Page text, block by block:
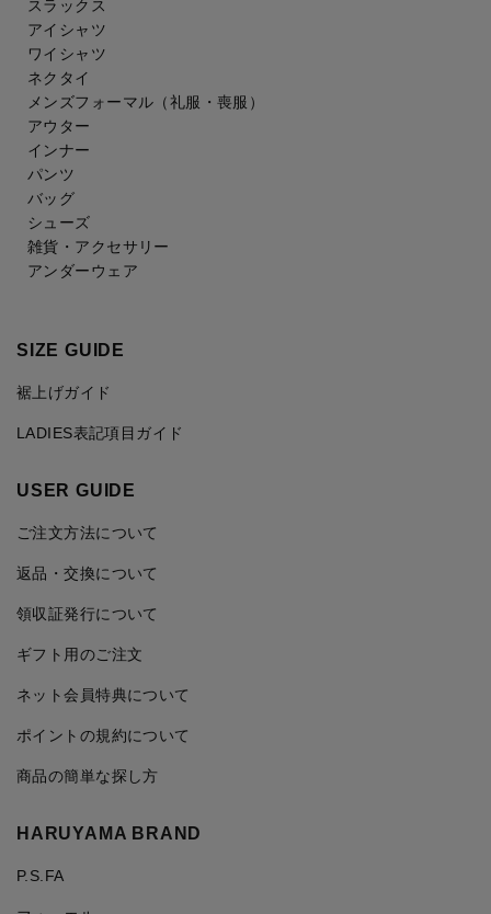
スラックス
アイシャツ
ワイシャツ
ネクタイ
メンズフォーマル （礼服・喪服）
アウター
インナー
パンツ
バッグ
シューズ
雑貨・アクセサリー
アンダーウェア
SIZE GUIDE
裾上げガイド
LADIES表記項目ガイド
USER GUIDE
ご注文方法について
返品・交換について
領収証発行について
ギフト用のご注文
ネット会員特典について
ポイントの規約について
商品の簡単な探し方
HARUYAMA BRAND
P.S.FA